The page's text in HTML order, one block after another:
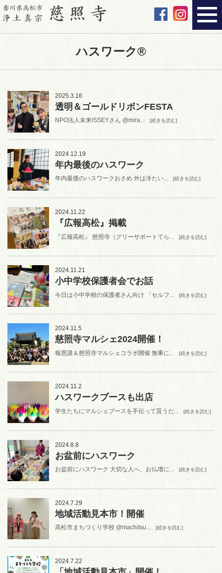
ハスワーク®
2025.3.16
透明＆ゴールドリボンFESTA
NPO法人未来ISSEYさん @mira... [続きを読む]
2024.12.19
年内最後のハスワーク
年内最後のハスワークおさめ 外は冷たい... [続きを読む]
2024.11.22
『広報高松』掲載
『広報高松』 慈照寺（グリーサポートてら... [続きを読む]
2024.11.21
小中学校保護者会でお話
今日は小中学校の保護者さん向け 「セルフ... [続きを読む]
2024.11.5
慈照寺マルシェ2024開催！
報恩講＆慈照寺マルシェコラボ開催 無事に... [続きを読む]
2024.11.2
ハスワークブースも出店
学生たちにマルシェブースを手伝って貰うだ... [続きを読む]
2024.8.8
お盆前にハスワーク
お盆前にハスワーク 大切な人へ、お仏壇に... [続きを読む]
2024.7.29
地域活動見本市！開催
高松市まちづくり学校 @machitsu... [続きを読む]
2024.7.22